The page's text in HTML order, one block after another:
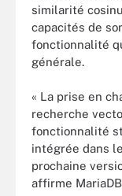
similarité
capacités de
fonctionnalité
générale.
« La prise en
recherche
fonctionnalité
intégrée dans
prochaine
affirme